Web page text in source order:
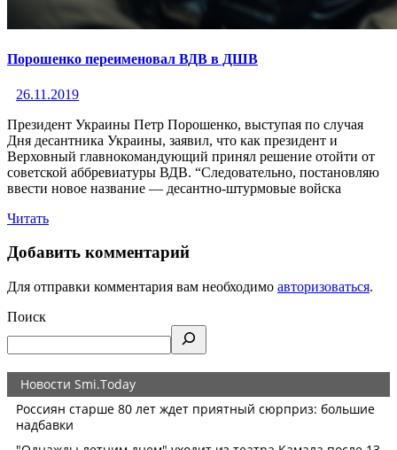
Порошенко переименовал ВДВ в ДШВ
26.11.2019
Президент Украины Петр Порошенко, выступая по случая
Дня десантника Украины, заявил, что как президент и
Верховный главнокомандующий принял решение отойти от
советской аббревиатуры ВДВ. “Следовательно, постановляю
ввести новое название — десантно-штурмовые войска
Читать
Добавить комментарий
Для отправки комментария вам необходимо авторизоваться.
Поиск